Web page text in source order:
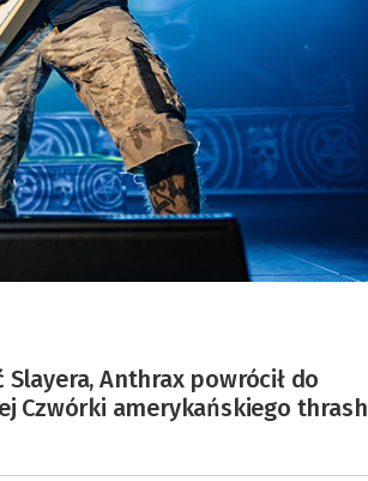
Anthrax powrócił do
Czwórki amerykańskiego thrash